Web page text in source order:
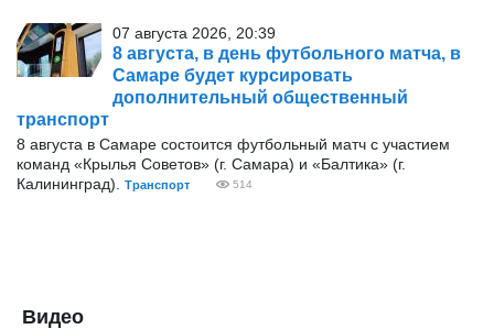
07 августа 2026, 20:39
8 августа, в день футбольного матча, в
Самаре будет курсировать
дополнительный общественный
транспорт
8 августа в Самаре состоится футбольный матч с участием
команд «Крылья Советов» (г. Самара) и «Балтика» (г.
Калининград).
Транспорт 514
Видео